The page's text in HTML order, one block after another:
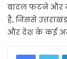
बादल फटने और
है, जिससे
और देश के कई